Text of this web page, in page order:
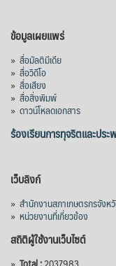
ข้อมูลเผยแพร่
» สื่อมัลติมีเดีย
» สื่อวิดีโอ
» สื่อเสียง
» สื่อสิ่งพิมพ์
» ดาวน์โหลดเอกสาร
ร้องเรียนการทุจริตและปร
เว็บลิงก์
» สำนักงานสภาเกษตรกรจังห
» หน่วยงานที่เกี่ยวข้อง
สถิติผู้ใช้งานเว็บไซต์